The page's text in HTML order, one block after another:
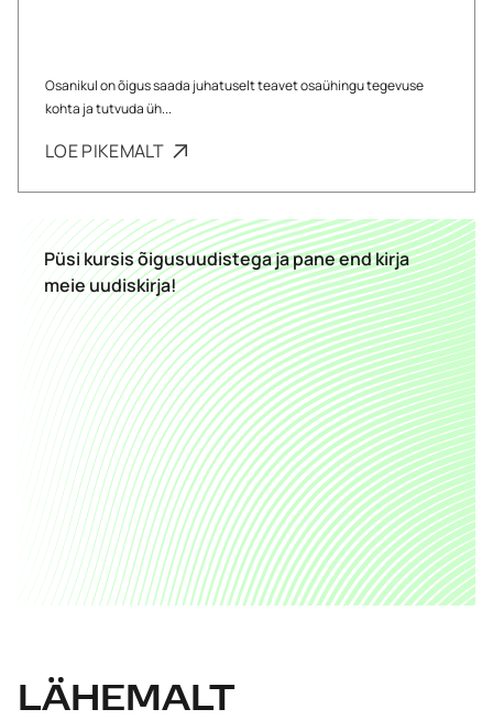
Osanikul on õigus saada juhatuselt teavet osaühingu tegevuse
kohta ja tutvuda üh...
LOE PIKEMALT
Püsi kursis õigusuudistega ja pane end kirja
meie uudiskirja!
LÄHEMALT